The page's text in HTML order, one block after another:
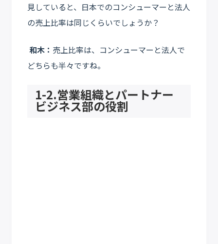
見していると、日本でのコンシューマーと法人
の売上比率は同じくらいでしょうか？
和木： 売上比率は、コンシューマーと法人で
どちらも半々ですね。
1-2.営業組織とパートナー
ビジネス部の役割